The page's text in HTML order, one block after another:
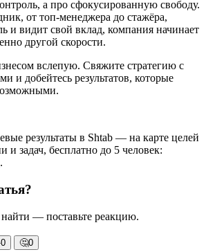
а про сфокусированную свободу.
от топ-менеджера до стажёра,
и видит свой вклад, компания начинает
другой скорости.
вслепую. Свяжите стратегию с
и добейтесь результатов, которые
результаты в Shtab — на карте целей
и задач, бесплатно до 5 человек:
.
— поставьте реакцию.
0 🤔0